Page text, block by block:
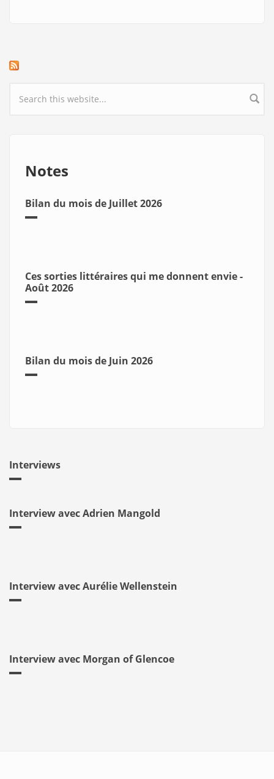
Search form
Notes
Bilan du mois de Juillet 2026
Ces sorties littéraires qui me donnent envie -
Août 2026
Bilan du mois de Juin 2026
Interviews
Interview avec Adrien Mangold
Interview avec Aurélie Wellenstein
Interview avec Morgan of Glencoe